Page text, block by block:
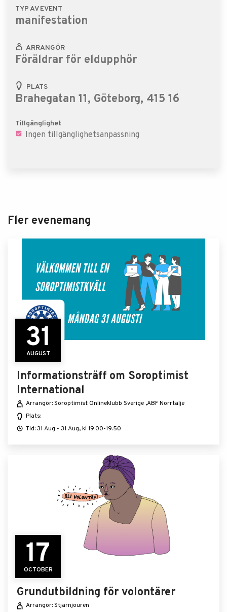
TYP AV EVENT
manifestation
ARRANGÖR
Föräldrar för eldupphör
PLATS
Brahegatan 11, Göteborg, 415 16
Tillgänglighet
Ingen tillgänglighetsanpassning
Fler evenemang
31
AUGUST
Informationsträff om Soroptimist
International
Arrangör: Soroptimist Onlineklubb Sverige ,ABF Norrtälje
Plats:
Tid: 31 Aug - 31 Aug, kl 19.00-19.50
17
OCTOBER
Grundutbildning för volontärer
Arrangör: Stjärnjouren